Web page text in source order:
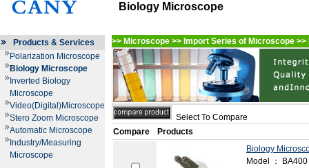
Biology Microscope
Products & Services
Polarization Microscope
Biology Microscope
Inverted Biology
Microscope
Video(Digital)Microscope
Stero Zoom Microscope
Automatic Microscope
Industry/Measuring
Microscope
>> Microscope >> Import Series of Microscope >>
Select To Compare
Compare
Products
Biology
Model ： BA400